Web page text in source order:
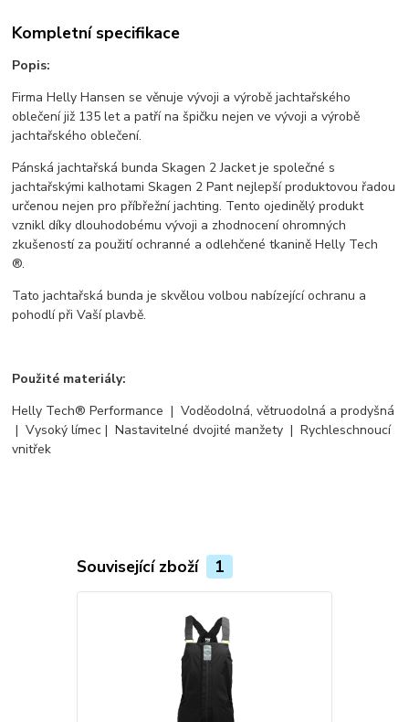
Kompletní specifikace
Popis:
Firma Helly Hansen se věnuje vývoji a výrobě jachtařského
oblečení již 135 let a patří na špičku nejen ve vývoji a výrobě
jachtařského oblečení.
Pánská jachtařská bunda Skagen 2 Jacket je společné s
jachtařskými kalhotami Skagen 2 Pant nejlepší produktovou řadou
určenou nejen pro příbřežní jachting. Tento ojedinělý produkt
vznikl díky dlouhodobému vývoji a zhodnocení ohromných
zkušeností za použití ochranné a odlehčené tkanině Helly Tech
®.
Tato jachtařská bunda je skvělou volbou nabízející ochranu a
pohodlí při Vaší plavbě.
Použité materiály:
Helly Tech® Performance | Voděodolná, větruodolná a prodyšná
| Vysoký límec | Nastavitelné dvojité manžety | Rychleschnoucí
vnitřek
Související zboží 1